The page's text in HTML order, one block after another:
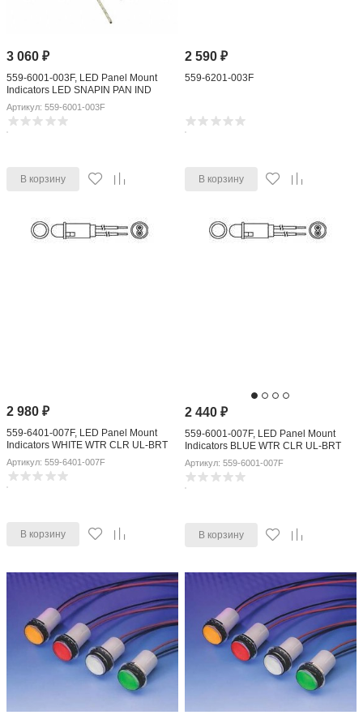
3 060₽
559-6001-003F, LED Panel Mount
Indicators LED SNAPIN PAN IND
Артикул: 559-6001-003F
В корзину
2 590 ₽
559-6201-003F
В корзину
2 980₽
559-6401-007F, LED Panel Mount
Indicators WHITE WTR CLR UL-BRT
14in WIRE LEADS
Артикул: 559-6401-007F
В корзину
2 440 ₽
559-6001-007F, LED Panel Mount
Indicators BLUE WTR CLR UL-BRT
14in WIRE LEADS
Артикул: 559-6001-007F
В корзину